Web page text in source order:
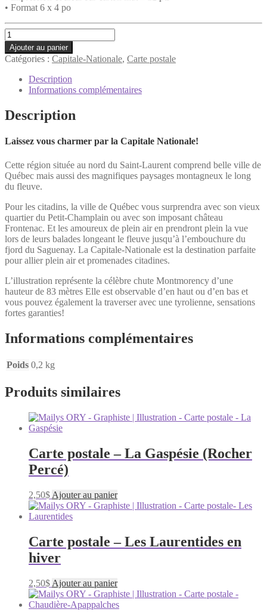
• Format 6 x 4 po
quantité
de
Carte
postale
Capitale-
Nationale
(Chute
Ajouter au panier
Catégories : Capitale-Nationale, Carte postale
Description
Informations complémentaires
Description
Laissez vous charmer par la Capitale Nationale!
Cette région située au nord du Saint-Laurent comprend belle ville de
Québec mais aussi des magnifiques paysages montagneux le long
du fleuve.
Pour les citadins, la ville de Québec vous surprendra avec son vieux
quartier du Petit-Champlain ou avec son imposant château
Frontenac. Et les amoureux de plein air en prendront plein la vue
lors de leurs balades longeant le fleuve jusqu’à l’embouchure du
fjord du Saguenay. La Capitale-Nationale est la destination parfaite
pour allier plein air et promenades citadines.
L’illustration représente la célèbre chute Montmorency d’une
hauteur de 83 mètres Elle est observable d’en haut ou d’en bas et
vous pouvez également la traverser avec une tyrolienne, sensations
fortes garanties!
Informations complémentaires
Poids 0,2 kg
Produits similaires
Carte postale – La Gaspésie (Rocher
Percé)
2,50$ Ajouter au panier
Carte postale – Les Laurentides en
hiver
2,50$ Ajouter au panier